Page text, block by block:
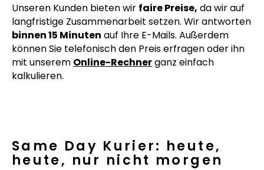
Unseren Kunden bieten wir faire Preise, da wir auf
langfristige Zusammenarbeit setzen. Wir antworten
binnen 15 Minuten auf Ihre E-Mails. Außerdem
können Sie telefonisch den Preis erfragen oder ihn
mit unserem Online-Rechnerganz einfach
kalkulieren.
Same Day Kurier: heute,
heute, nur nicht morgen